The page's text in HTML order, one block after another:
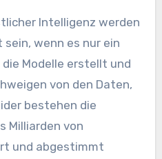
wenn es nur ein
Modelle erstellt und
von den Daten,
bestehen die
Milliarden von
und abgestimmt